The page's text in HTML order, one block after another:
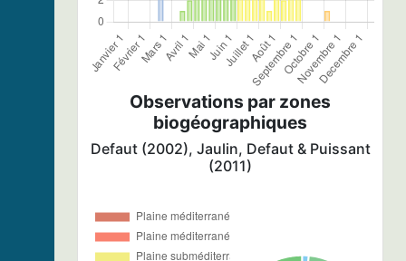
Observations par zones
biogéographiques
Defaut (2002), Jaulin, Defaut & Puissant
(2011)